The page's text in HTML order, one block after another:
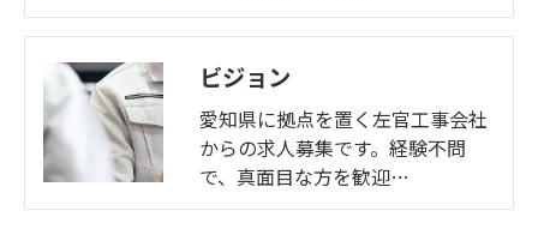
ビジョン
愛知県に拠点を置く左官工事会社
からの求人募集です。経験不問
で、真面目な方を歓迎…